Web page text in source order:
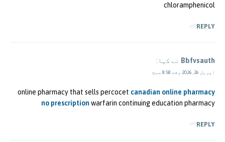
chloramphenicol
REPLY
Bbfvsauth نے کہا:
اپریل 26, 2026 وقت 8:58 صبح
online pharmacy that sells percocet canadian online pharmacy
no prescription warfarin continuing education pharmacy
REPLY